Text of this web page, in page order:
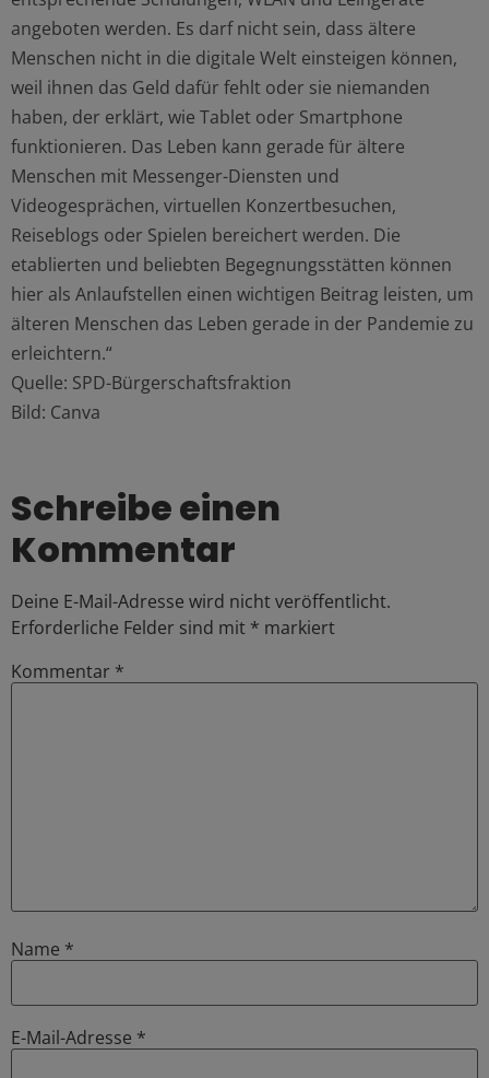
angeboten werden. Es darf nicht sein, dass ältere
Menschen nicht in die digitale Welt einsteigen können,
weil ihnen das Geld dafür fehlt oder sie niemanden
haben, der erklärt, wie Tablet oder Smartphone
funktionieren. Das Leben kann gerade für ältere
Menschen mit Messenger-Diensten und
Videogesprächen, virtuellen Konzertbesuchen,
Reiseblogs oder Spielen bereichert werden. Die
etablierten und beliebten Begegnungsstätten können
hier als Anlaufstellen einen wichtigen Beitrag leisten, um
älteren Menschen das Leben gerade in der Pandemie zu
erleichtern.“
Quelle: SPD-Bürgerschaftsfraktion
Bild: Canva
Schreibe einen
Kommentar
Deine E-Mail-Adresse wird nicht veröffentlicht.
Erforderliche Felder sind mit * markiert
Kommentar *
Name *
E-Mail-Adresse *